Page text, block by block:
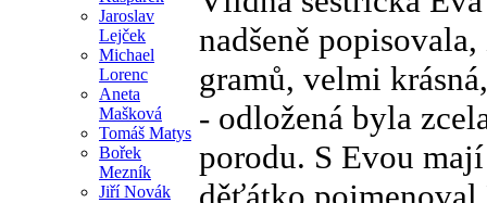
Jaroslav
Lejček
Michael
Lorenc
Aneta
Mašková
Tomáš Matys
Bořek
Mezník
Jiří Novák
nadšeně
gramů, velmi
- odložená byla
porodu. S Evou